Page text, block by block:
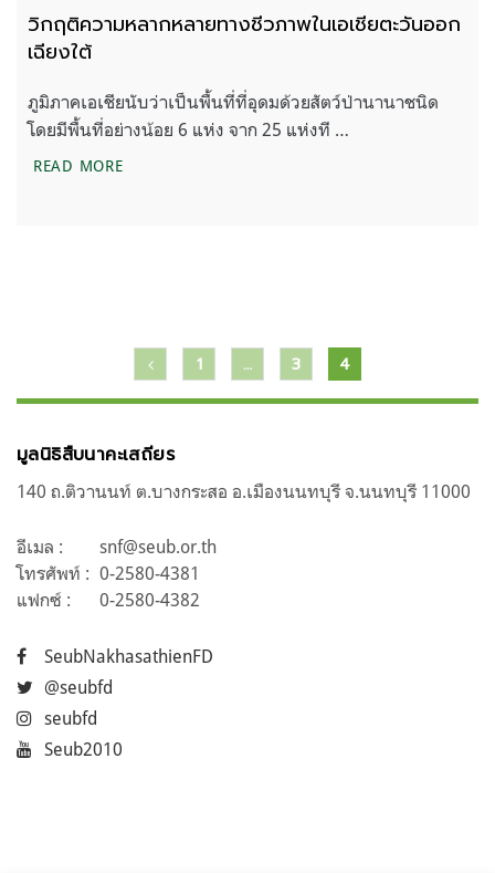
วิกฤติความหลากหลายทางชีวภาพในเอเชียตะวันออก
เฉียงใต้
ภูมิภาคเอเชียนับว่าเป็นพื้นที่ที่อุดมด้วยสัตว์ป่านานาชนิด
โดยมีพื้นที่อย่างน้อย 6 แห่ง จาก 25 แห่งที …
READ MOREวิกฤติความหลากหลายทางชีวภาพในเอเชียตะวันออกเ
เรื่อง
1 … 3 4
มูลนิธิสืบนาคะเสถียร
140 ถ.ติวานนท์ ต.บางกระสอ อ.เมืองนนทบุรี จ.นนทบุรี 11000
อีเมล :
snf@seub.or.th
โทรศัพท์ : 0-2580-4381
แฟกซ์ :
0-2580-4382
SeubNakhasathienFD
@seubfd
seubfd
Seub2010